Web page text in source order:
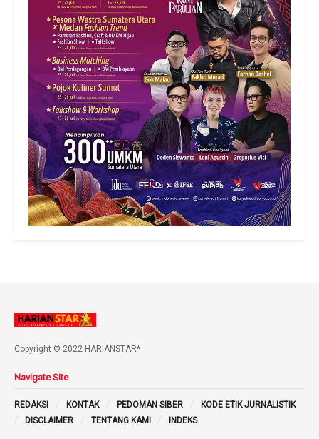
Copyright © 2022 HARIANSTAR*
Navigate Site
REDAKSI KONTAK PEDOMAN SIBER
KODE ETIK JURNALISTIK
DISCLAIMER
TENTANG KAMI INDEKS